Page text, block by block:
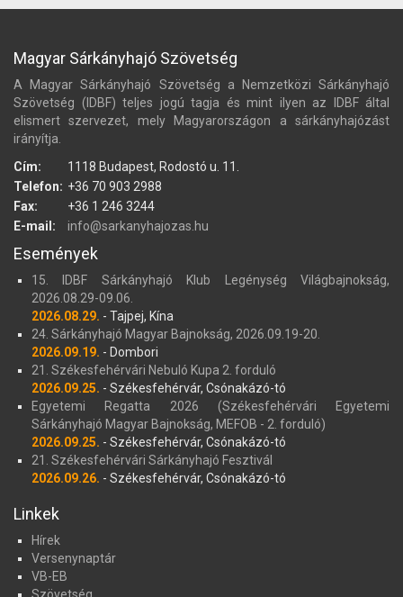
Magyar Sárkányhajó Szövetség
A Magyar Sárkányhajó Szövetség a Nemzetközi Sárkányhajó
Szövetség (IDBF) teljes jogú tagja és mint ilyen az IDBF által
elismert szervezet, mely Magyarországon a sárkányhajózást
irányítja.
Cím:
1118 Budapest, Rodostó u. 11.
Telefon: +36 70 903 2988
Fax:
+36 1 246 3244
E-mail:
info@sarkanyhajozas.hu
Események
15. IDBF Sárkányhajó Klub Legénység Világbajnokság,
2026.08.29-09.06.
2026.08.29. - Tajpej, Kína
24. Sárkányhajó Magyar Bajnokság, 2026.09.19-20.
2026.09.19. - Dombori
21. Székesfehérvári Nebuló Kupa 2. forduló
2026.09.25. - Székesfehérvár, Csónakázó-tó
Egyetemi Regatta 2026 (Székesfehérvári Egyetemi
Sárkányhajó Magyar Bajnokság, MEFOB - 2. forduló)
2026.09.25. - Székesfehérvár, Csónakázó-tó
21. Székesfehérvári Sárkányhajó Fesztivál
2026.09.26. - Székesfehérvár, Csónakázó-tó
Linkek
Hírek
Versenynaptár
VB-EB
Szövetség